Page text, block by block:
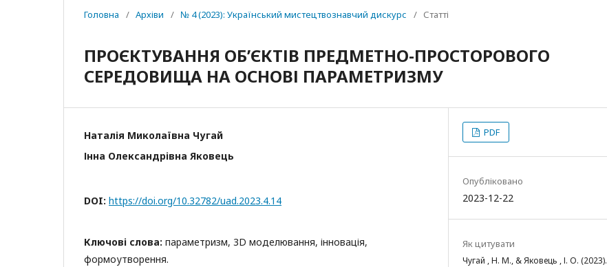
Головна / Архіви / № 4 (2023): Український мистецтвознавчий дискурс / Статті
ПРОЄКТУВАННЯ ОБ’ЄКТІВ ПРЕДМЕТНО-ПРОСТОРОВОГО
СЕРЕДОВИЩА НА ОСНОВІ ПАРАМЕТРИЗМУ
Наталія Миколаївна Чугай
Інна Олександрівна Яковець
DOI: https://doi.org/10.32782/uad.2023.4.14
Ключові слова: параметризм, 3D моделювання, інновація,
формоутворення.
PDF
Опубліковано
2023-12-22
Як цитувати
Чугай , Н. М., & Яковець , І. О. (2023).